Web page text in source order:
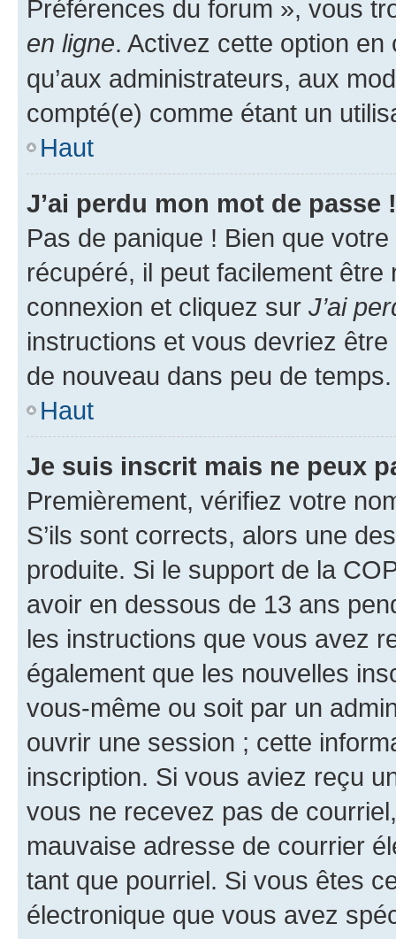
Préférences du forum », vous
en ligne. Activez cette option
qu’aux administrateurs, aux
compté(e) comme étant un
Haut
J’ai perdu mon mot de passe !
Pas de panique ! Bien que
récupéré, il peut facilement
connexion et cliquez sur J’ai
instructions et vous devriez
de nouveau dans peu de temps.
Haut
Je suis inscrit mais ne peux
Premièrement, vérifiez votre
S’ils sont corrects, alors une
produite. Si le support de la
avoir en dessous de 13 ans
les instructions que vous avez
également que les nouvelles
vous-même ou soit par un
ouvrir une session ; cette
inscription. Si vous aviez reçu
vous ne recevez pas de
mauvaise adresse de courrier
tant que pourriel. Si vous êtes
électronique que vous avez